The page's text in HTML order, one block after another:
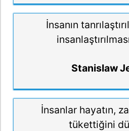
İnsanın
Stanislaw
İnsanlar hayatın,
tükettiğini